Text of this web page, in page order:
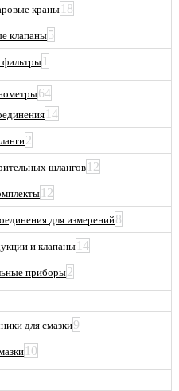
краны 18
клапаны5
фильтры 1
64
14
2
шлангов 12
12
для измерений8
и клапаны 14
приборы2
для смазки9
10